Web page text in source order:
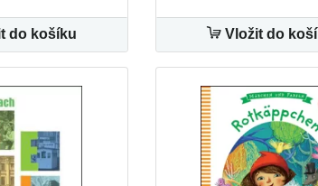
do košíku Vložit do